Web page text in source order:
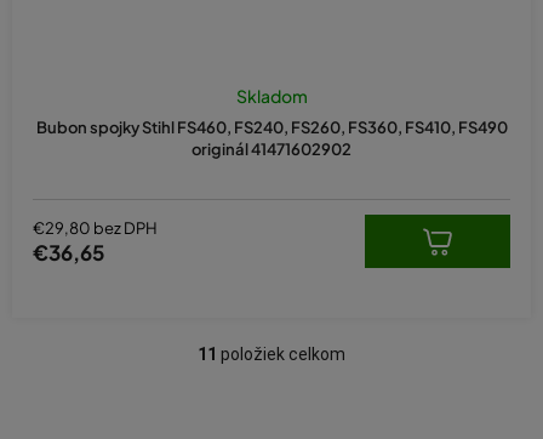
Bubon spojky Stihl FS460, FS240, FS260, FS360, FS410, FS490
originál 41471602902
Skladom
€29,80 bez DPH
€36,65
O
11 položiek celkom